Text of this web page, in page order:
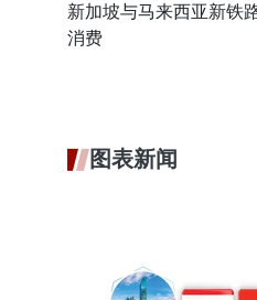
新加坡与马来西亚新铁
消费
图表新闻